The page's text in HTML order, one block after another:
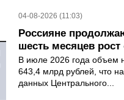
04-08-2026 (11:03)
Россияне
шесть месяцев рост
В июле 2026 года объем
643,4 млрд рублей, что
данных Центрального...